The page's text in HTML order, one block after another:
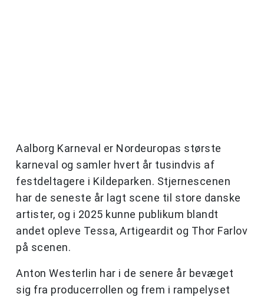
Aalborg Karneval er Nordeuropas største
karneval og samler hvert år tusindvis af
festdeltagere i Kildeparken. Stjernescenen
har de seneste år lagt scene til store danske
artister, og i 2025 kunne publikum blandt
andet opleve Tessa, Artigeardit og Thor Farlov
på scenen.
Anton Westerlin har i de senere år bevæget
sig fra producerrollen og frem i rampelyset